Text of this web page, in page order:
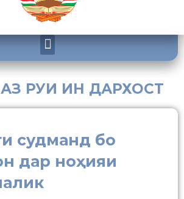
АЗ РУИ ИН ДАРХОСТ
судманд бо
дар ноҳияи